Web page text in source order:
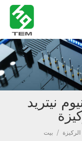
نيتريد
بيت / الركيزة